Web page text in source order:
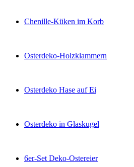
Chenille-Küken im Korb
Osterdeko-Holzklammern
Osterdeko Hase auf Ei
Osterdeko in Glaskugel
6er-Set Deko-Ostereier